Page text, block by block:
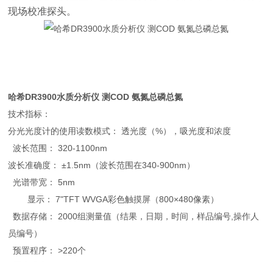
现场校准探头。
哈希DR3900水质分析仪 测COD 氨氮总磷总氮
技术指标：
分光光度计的使用读数模式： 透光度（%），吸光度和浓度
波长范围： 320-1100nm
波长准确度： ±1.5nm（波长范围在340-900nm）
光谱带宽： 5nm
显示： 7"TFT WVGA彩色触摸屏（800×480像素）
数据存储： 2000组测量值（结果，日期，时间，样品编号,操作人
员编号）
预置程序： >220个